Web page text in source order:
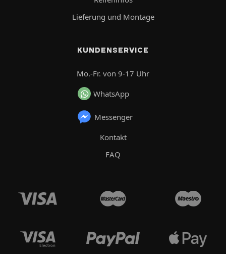
Lieferung und Montage
KUNDENSERVICE
Mo.-Fr. von 9-17 Uhr
WhatsApp
Messenger
Kontakt
FAQ